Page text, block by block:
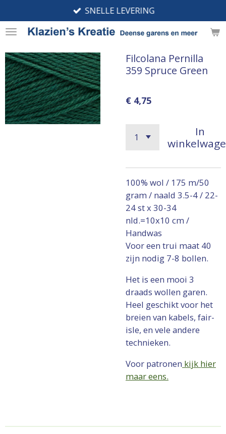
direct
naar
hoofdinhoud
SNELLE LEVERING
Filcolana Pernilla
359 Spruce Green
€ 4,75
In
100% wol / 175 m/50
gram / naald 3.5-4 / 22-
24 st x 30-34
nld.=10x10 cm /
Handwas
Voor een trui maat 40
zijn nodig 7-8 bollen.
Het is een mooi 3
draads wollen garen.
Heel geschikt voor het
breien van kabels, fair-
isle, en vele andere
technieken.
Voor patronen kijk hier
maar eens.